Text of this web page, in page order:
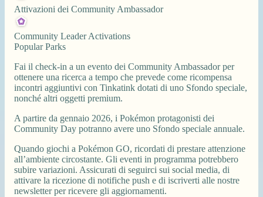
Attivazioni dei Community Ambassador
Community Leader Activations
Popular Parks
Fai il check-in a un evento dei Community Ambassador per
ottenere una ricerca a tempo che prevede come ricompensa
incontri aggiuntivi con Tinkatink dotati di uno Sfondo speciale,
nonché altri oggetti premium.
A partire da gennaio 2026, i Pokémon protagonisti dei
Community Day potranno avere uno Sfondo speciale annuale.
Quando giochi a Pokémon GO, ricordati di prestare attenzione
all’ambiente circostante. Gli eventi in programma potrebbero
subire variazioni. Assicurati di seguirci sui social media, di
attivare la ricezione di notifiche push e di iscriverti alle nostre
newsletter per ricevere gli aggiornamenti.